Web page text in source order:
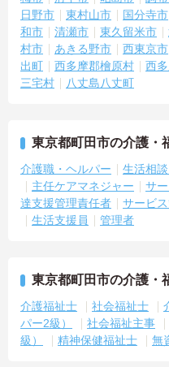
日野市
東村山市 国分寺市
和市
清瀬市 東久留米市
村市
あきる野市 西東京市
出町
西多摩郡檜原村 西
三宅村
八丈島八丈町
東京都町田市の介護・
介護職・ヘルパー 生活相談
主任ケアマネジャー
サ
達支援管理責任者
サービ
生活支援員
管理者
東京都町田市の介護・
介護福祉士 社会福祉士
パー2級）
社会福祉主事
級）
精神保健福祉士 無